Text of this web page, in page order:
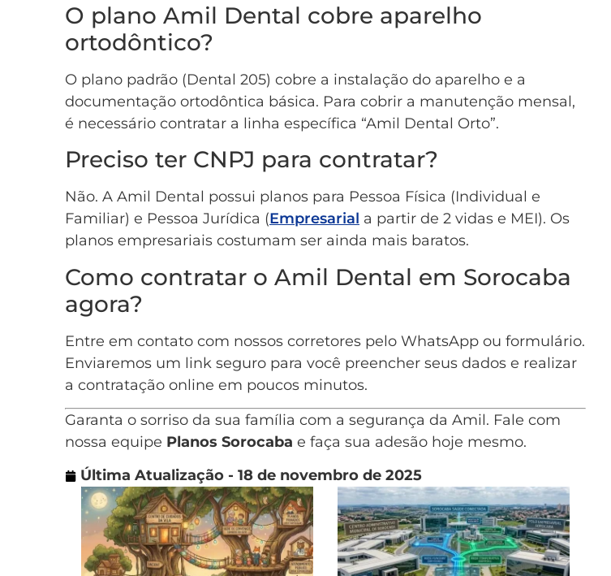
O plano Amil Dental cobre aparelho
ortodôntico?
O plano padrão (Dental 205) cobre a instalação do aparelho e a
documentação ortodôntica básica. Para cobrir a manutenção mensal,
é necessário contratar a linha específica “Amil Dental Orto”.
Preciso ter CNPJ para contratar?
Não. A Amil Dental possui planos para Pessoa Física (Individual e
Familiar) e Pessoa Jurídica (Empresarial a partir de 2 vidas e MEI). Os
planos empresariais costumam ser ainda mais baratos.
Como contratar o Amil Dental em Sorocaba
agora?
Entre em contato com nossos corretores pelo WhatsApp ou formulário.
Enviaremos um link seguro para você preencher seus dados e realizar
a contratação online em poucos minutos.
Garanta o sorriso da sua família com a segurança da Amil. Fale com
nossa equipe Planos Sorocaba e faça sua adesão hoje mesmo.
Última Atualização - 18 de novembro de 2025